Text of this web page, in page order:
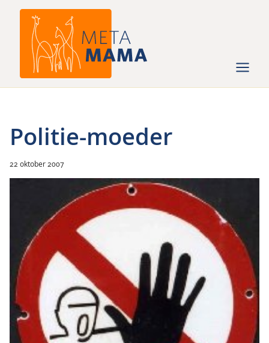
Politie-moeder
22 oktober 2007